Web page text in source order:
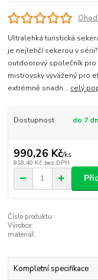
Ultralehká turistická
je nejlehčí sekerou v
outdoorový společník pro
mistrovsky vyvážený pro
extrémně snadn... celý
Dostupnost do 7
990,26 Kč/ks
818,40 Kč bez DPH
Číslo produktu:
Výrobce:
materiál:
Kompletní specifikace